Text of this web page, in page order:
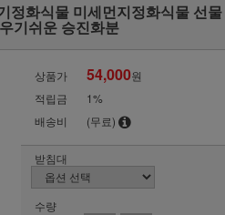
정화식물 미세먼지정화식물 선물
기쉬운 승진화분
상품가 54,000원
적립금
1%
배송비
(무료)
받침대
수량